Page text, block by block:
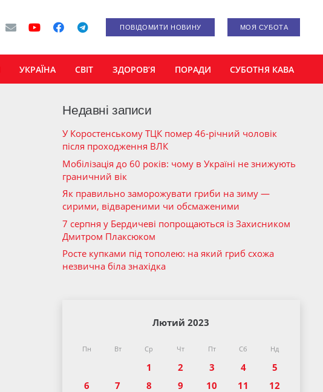
ПОВІДОМИТИ НОВИНУ МОЯ СУБОТА
УКРАЇНА СВІТ ЗДОРОВ’Я ПОРАДИ СУБОТНЯ КАВА
Недавні записи
У Коростенському ТЦК помер 46-річний чоловік
після проходження ВЛК
Мобілізація до 60 років: чому в Україні не знижують
граничний вік
Як правильно заморожувати гриби на зиму —
сирими, відвареними чи обсмаженими
7 серпня у Бердичеві попрощаються із Захисником
Дмитром Плаксюком
Росте купками під тополею: на який гриб схожа
незвична біла знахідка
Лютий 2023
Пн Вт Ср Чт Пт Сб Нд
1 2 3 4
5
6
7 8 9 10 11
12